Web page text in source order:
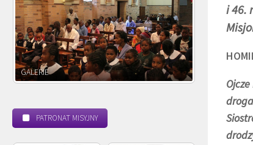
i 46.
POWOŁANIE MISYJNE
PATRONAT MISYJNY